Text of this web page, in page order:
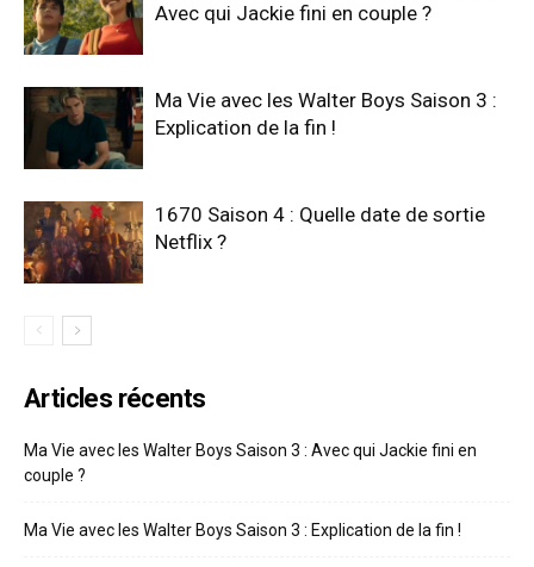
Avec qui Jackie fini en couple ?
Ma Vie avec les Walter Boys Saison 3 :
Explication de la fin !
1670 Saison 4 : Quelle date de sortie
Netflix ?
Articles récents
Ma Vie avec les Walter Boys Saison 3 : Avec qui Jackie fini en
couple ?
Ma Vie avec les Walter Boys Saison 3 : Explication de la fin !